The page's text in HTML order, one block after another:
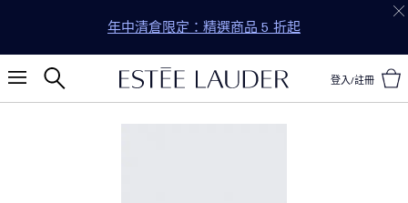
年中清倉限定：精選商品 5 折起
登入/註冊